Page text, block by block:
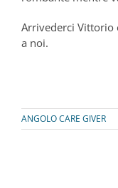
Arrivederci Vittorio
a noi.
ANGOLO CARE GIVER